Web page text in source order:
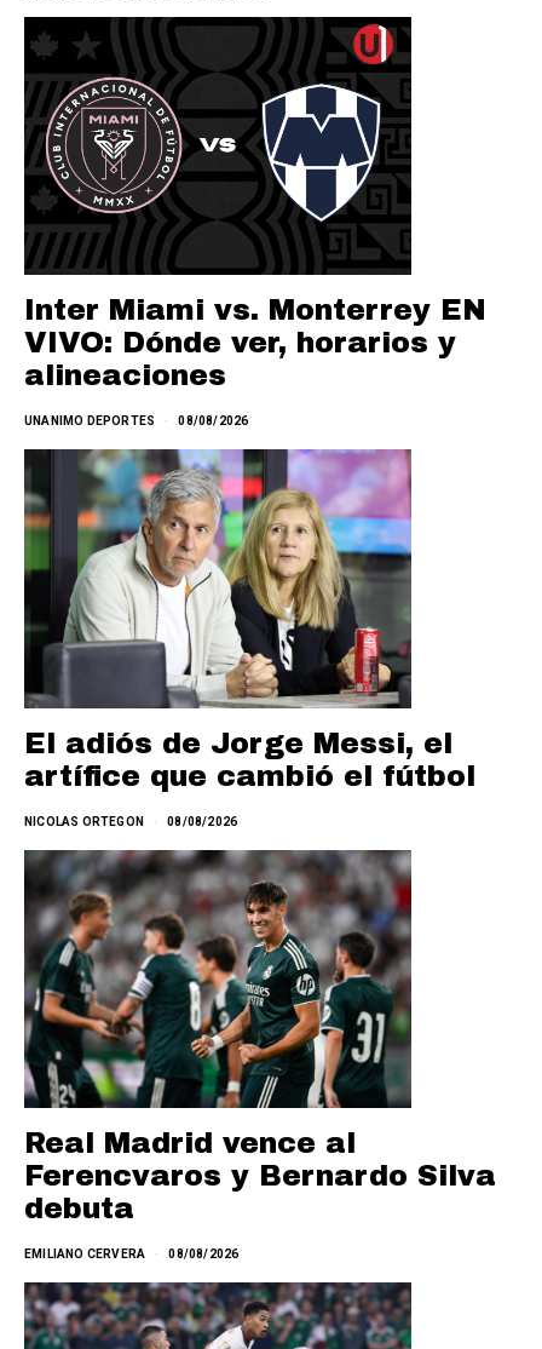
Inter Miami vs. Monterrey EN
VIVO: Dónde ver, horarios y
alineaciones
UNANIMO DEPORTES 08/08/2026
El adiós de Jorge Messi, el
artífice que cambió el fútbol
NICOLAS ORTEGON 08/08/2026
Real Madrid vence al
Ferencvaros y Bernardo Silva
debuta
EMILIANO CERVERA 08/08/2026